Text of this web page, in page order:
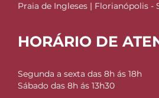
Praia de Ingleses | Florianópolis -
HORÁRIO DE
Segunda a sexta das 8h ás 18h
Sábado das 8h ás 13h30